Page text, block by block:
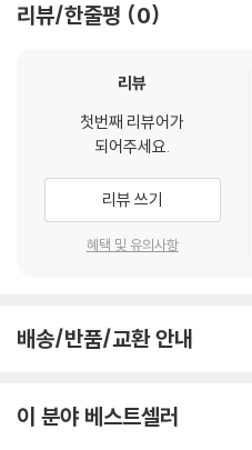
아픔을 나의 것으로 찾아가는 사람만이
외로움을 얻어 돌아오는 길
리뷰/한줄평 0
리뷰
첫번째 리뷰어가
되어주세요.
리뷰 쓰기
혜택 및 유의사항
배송/반품/교환 안내
이 분야 베스트셀러